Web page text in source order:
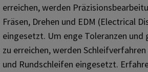
erreichen, werden
Fräsen, Drehen und EDM (Electrical
eingesetzt. Um enge Toleranzen
zu erreichen, werden
und Rundschleifen eingesetzt.